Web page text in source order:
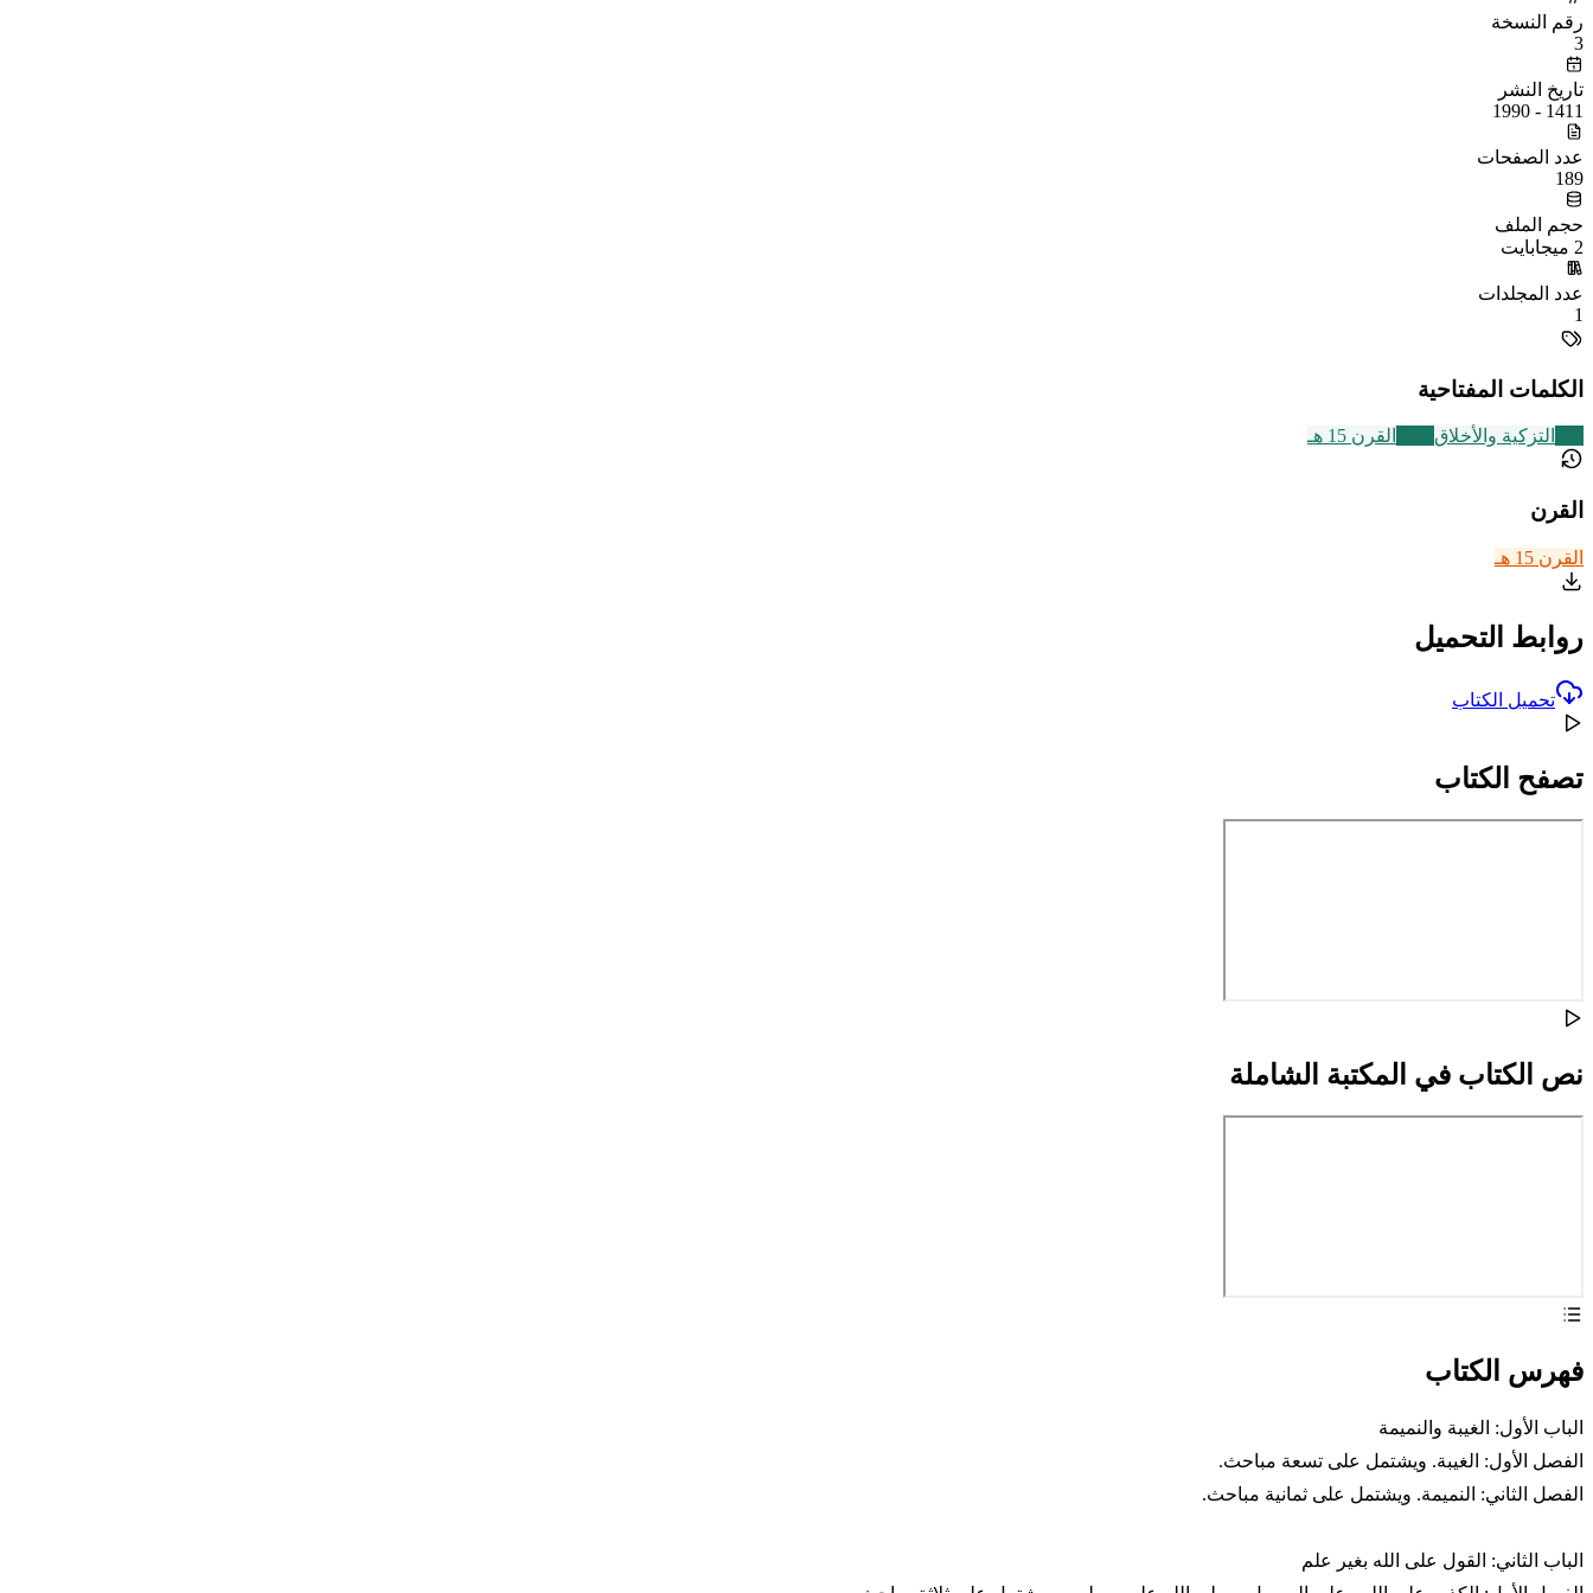
رقم النسخة
3
تاريخ النشر
1411 - 1990
عدد الصفحات
189
حجم الملف
2 ميجابايت
عدد المجلدات
1
الكلمات المفتاحية
التزكية والأخلاق القرن 15 هـ
القرن
القرن 15 هـ
روابط التحميل
تحميل الكتاب
تصفح الكتاب
نص الكتاب في المكتبة الشاملة
فهرس الكتاب
الباب الأول: الغيبة والنميمة
الفصل الأول: الغيبة. ويشتمل على تسعة مباحث.
الفصل الثاني: النميمة. ويشتمل على ثمانية مباحث.
الباب الثاني: القول على الله بغير علم